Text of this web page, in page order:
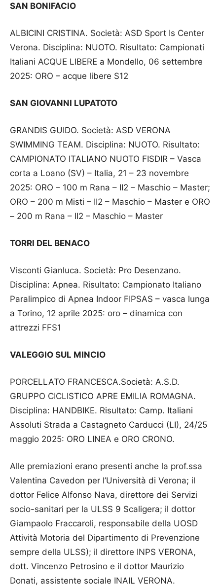
SAN BONIFACIO
ALBICINI CRISTINA. Società: ASD Sport Is Center
Verona. Disciplina: NUOTO. Risultato: Campionati
Italiani ACQUE LIBERE a Mondello, 06 settembre
2025: ORO – acque libere S12
SAN GIOVANNI LUPATOTO
GRANDIS GUIDO. Società: ASD VERONA
SWIMMING TEAM. Disciplina: NUOTO. Risultato:
CAMPIONATO ITALIANO NUOTO FISDIR – Vasca
corta a Loano (SV) – Italia, 21 – 23 novembre
2025: ORO – 100 m Rana – II2 – Maschio – Master;
ORO – 200 m Misti – II2 – Maschio – Master e ORO
– 200 m Rana – II2 – Maschio – Master
TORRI DEL BENACO
Visconti Gianluca. Società: Pro Desenzano.
Disciplina: Apnea. Risultato: Campionato Italiano
Paralimpico di Apnea Indoor FIPSAS – vasca lunga
a Torino, 12 aprile 2025: oro – dinamica con
attrezzi FFS1
VALEGGIO SUL MINCIO
PORCELLATO FRANCESCA.Società: A.S.D.
GRUPPO CICLISTICO APRE EMILIA ROMAGNA.
Disciplina: HANDBIKE. Risultato: Camp. Italiani
Assoluti Strada a Castagneto Carducci (LI), 24/25
maggio 2025: ORO LINEA e ORO CRONO.
Alle premiazioni erano presenti anche la prof.ssa
Valentina Cavedon per l’Università di Verona; il
dottor Felice Alfonso Nava, direttore dei Servizi
socio-sanitari per la ULSS 9 Scaligera; il dottor
Giampaolo Fraccaroli, responsabile della UOSD
Attività Motoria del Dipartimento di Prevenzione
sempre della ULSS); il direttore INPS VERONA,
dott. Vincenzo Petrosino e il dottor Maurizio
Donati, assistente sociale INAIL VERONA.